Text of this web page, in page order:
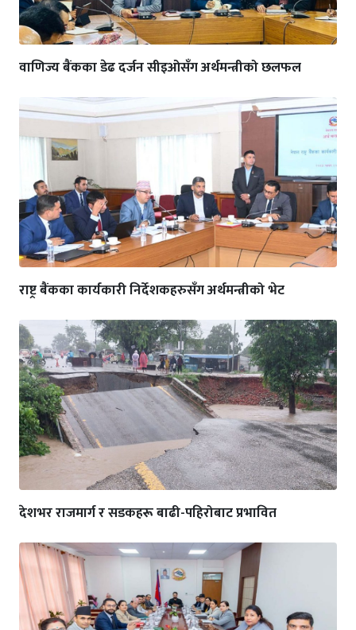
वाणिज्य बैंकका डेढ दर्जन सीइओसँग अर्थमन्त्रीको छलफल
राष्ट्र बैंकका कार्यकारी निर्देशकहरुसँग अर्थमन्त्रीको भेट
देशभर राजमार्ग र सडकहरू बाढी-पहिरोबाट प्रभावित